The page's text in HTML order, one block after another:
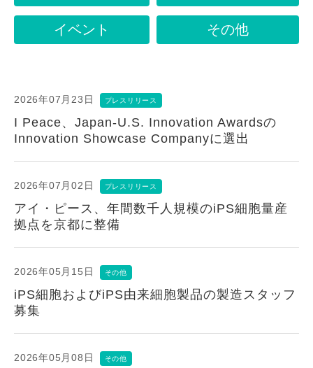
イベント その他
I Peace、Japan-U.S. Innovation Awardsの
Innovation Showcase Companyに選出
2026年07月23日 プレスリリース
アイ・ピース、年間数千人規模のiPS細胞量産
拠点を京都に整備
2026年07月02日 プレスリリース
iPS細胞およびiPS由来細胞製品の製造スタッフ
募集
2026年05月15日 その他
2026年05月08日 その他